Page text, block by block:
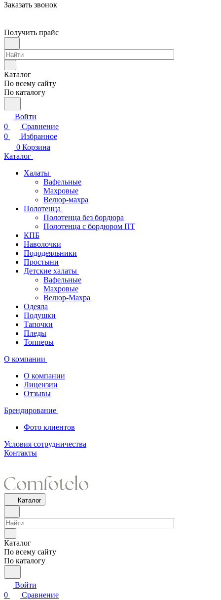
Заказать звонок
Получить прайс
Каталог
По всему сайту
По каталогу
Войти
0
Сравнение
0
Избранное
0 Корзина
Каталог
Халаты
Вафельные
Махровые
Велюр-махра
Полотенца
Полотенца без бордюра
Полотенца с бордюром ПТ
КПБ
Наволочки
Пододеяльники
Простыни
Детские халаты
Вафельные
Махровые
Велюр-Махра
Одеяла
Подушки
Тапочки
Пледы
Топперы
О компании
О компании
Лицензии
Отзывы
Брендирование
Фото клиентов
Условия сотрудничества
Контакты
Каталог
Каталог
По всему сайту
По каталогу
Войти
0
Сравнение